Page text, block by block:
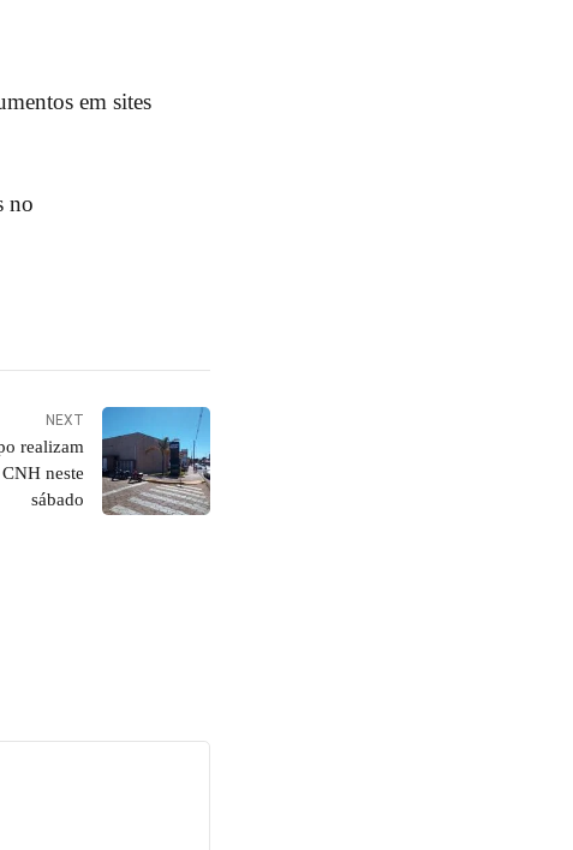
em sites
no
NEXT
realizam
neste
sábado